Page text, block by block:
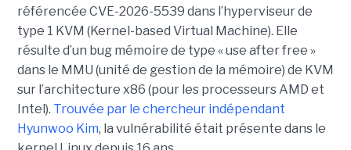
référencée CVE-2026-5539 dans l’hyperviseur de
type 1 KVM (Kernel-based Virtual Machine). Elle
résulte d’un bug mémoire de type « use after free »
dans le MMU (unité de gestion de la mémoire) de KVM
sur l’architecture x86 (pour les processeurs AMD et
Intel). Trouvée par le chercheur indépendant
Hyunwoo Kim, la vulnérabilité était présente dans le